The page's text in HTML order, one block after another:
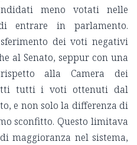
meno votati nelle
entrare in parlamento.
dei voti negativi
al Senato, seppur con una
alla Camera dei
tutti i voti ottenuti dal
e non solo la differenza di
sconfitto. Questo limitava
maggioranza nel sistema,